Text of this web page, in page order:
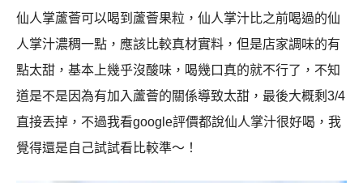
仙人掌蘆薈可以喝到蘆薈果粒，仙人掌汁比之前喝過的仙
人掌汁濃稠一點，應該比較真材實料，但是店家調味的有
點太甜，基本上幾乎沒酸味，喝幾口真的就不行了，不知
道是不是因為有加入蘆薈的關係導致太甜，最後大概剩3/4
直接丟掉，不過我看google評價都說仙人掌汁很好喝，我
覺得還是自己試試看比較準～！